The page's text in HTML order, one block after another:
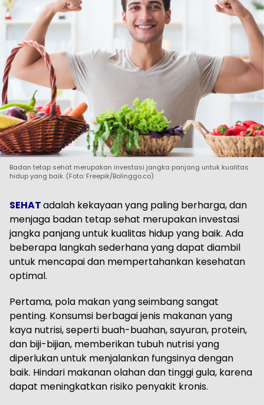
Badan tetap sehat merupakan investasi jangka panjang untuk kualitas
hidup yang baik. (Foto: Freepik/Bolinggo.co)
SEHATadalah kekayaan yang paling berharga, dan
menjaga badan tetap sehat merupakan investasi
jangka panjang untuk kualitas hidup yang baik. Ada
beberapa langkah sederhana yang dapat diambil
untuk mencapai dan mempertahankan kesehatan
optimal.
Pertama, pola makan yang seimbang sangat
penting. Konsumsi berbagai jenis makanan yang
kaya nutrisi, seperti buah-buahan, sayuran, protein,
dan biji-bijian, memberikan tubuh nutrisi yang
diperlukan untuk menjalankan fungsinya dengan
baik. Hindari makanan olahan dan tinggi gula, karena
dapat meningkatkan risiko penyakit kronis.